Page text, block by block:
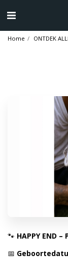
Home ONTDEK
🐾 HAPPY END
📅